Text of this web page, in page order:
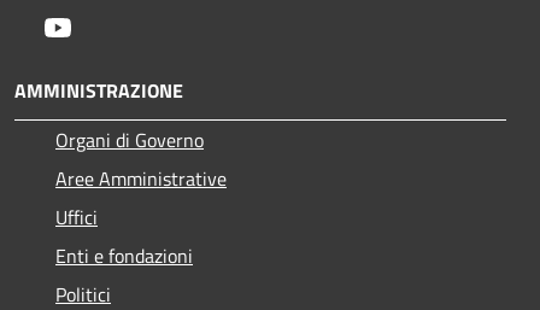
AMMINISTRAZIONE
Organi di Governo
Aree Amministrative
Uffici
Enti e fondazioni
Politici